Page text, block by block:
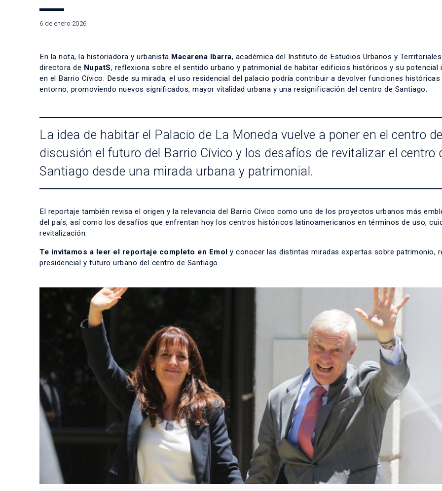
6 de enero 2026
En la nota, la historiadora y urbanista Macarena Ibarra, académica del Instituto de Estudios Urbanos y Territoriales
directora de NupatS, reflexiona sobre el sentido urbano y patrimonial de habitar edificios históricos y su potencial
en el Barrio Cívico. Desde su mirada, el uso residencial del palacio podría contribuir a devolver funciones históricas
entorno, promoviendo nuevos significados, mayor vitalidad urbana y una resignificación del centro de Santiago.
La idea de habitar el Palacio de La Moneda vuelve a poner en el centro
discusión el futuro del Barrio Cívico y los desafíos de revitalizar el centro
Santiago desde una mirada urbana y patrimonial.
El reportaje también revisa el origen y la relevancia del Barrio Cívico como uno de los proyectos urbanos más
del país, así como los desafíos que enfrentan hoy los centros históricos latinoamericanos en términos de uso,
revitalización.
Te invitamos a leer el reportaje completo en Emol y conocer las distintas miradas expertas sobre patrimonio,
presidencial y futuro urbano del centro de Santiago.